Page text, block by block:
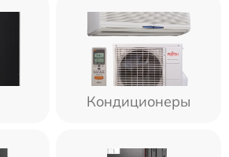
Кондиционеры